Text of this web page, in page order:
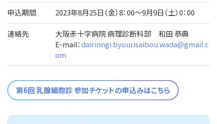
申込期間 2023年8月25日（金）8：00～9月9日（土）0：00
連絡先
大阪赤十字病院 病理診断科部 和田 恭典
E-mail：dairinngi.byourisaibou.wada@gmail.c
om
第6回 乳腺細胞診 参加チケットの申込みはこちら